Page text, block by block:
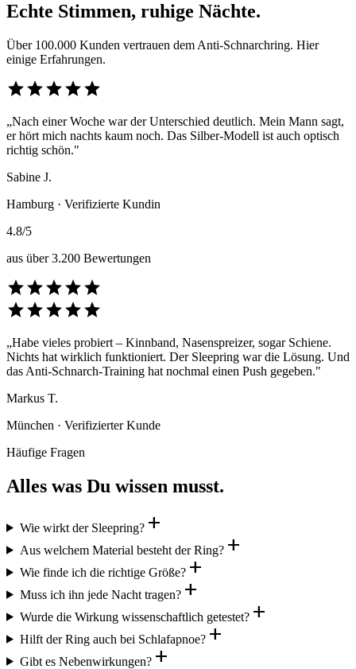
Echte Stimmen, ruhige Nächte.
Über 100.000 Kunden vertrauen dem Anti-Schnarchring. Hier
einige Erfahrungen.
starstarstarstarstar
„Nach einer Woche war der Unterschied deutlich. Mein Mann sagt,
er hört mich nachts kaum noch. Das Silber-Modell ist auch optisch
richtig schön."
Sabine J.
Hamburg · Verifizierte Kundin
4.8/5
aus über 3.200 Bewertungen
starstarstarstarstar
starstarstarstarstar
„Habe vieles probiert – Kinnband, Nasenspreizer, sogar Schiene.
Nichts hat wirklich funktioniert. Der Sleepring war die Lösung. Und
das Anti-Schnarch-Training hat nochmal einen Push gegeben."
Markus T.
München · Verifizierter Kunde
Häufige Fragen
Alles was Du wissen musst.
Wie wirkt der Sleepring?add
Aus welchem Material besteht der Ring?add
Wie finde ich die richtige Größe?add
Muss ich ihn jede Nacht tragen?add
Wurde die Wirkung wissenschaftlich getestet?add
Hilft der Ring auch bei Schlafapnoe?add
Gibt es Nebenwirkungen?add